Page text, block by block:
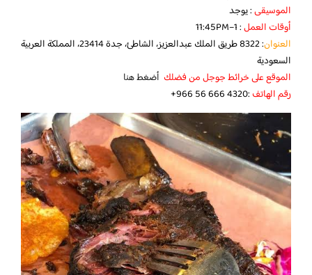
الموسيقى: يوجد
أوقات العمل: 1–11:45PM
العنوان
: 8322 طريق الملك عبدالعزيز، الشاطئ، جدة 23414، المملكة العربية
السعودية
الموقع على خرائط جوجل من فضلك أضغط هنا
رقم الهاتف:‪ ‏‪+966 56 666 4320‬‏